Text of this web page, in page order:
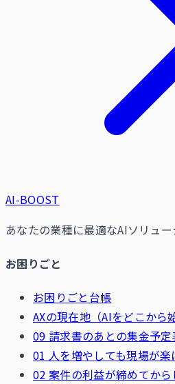
AI-BOOST
あなたの業種に最適なAIソリュー
お困りごと
お困りごと台帳
AXの現在地（AIをどこから
09 請求書のあとの集金予定
01 人を増やしても現場が楽
02 案件の利益が締めてか